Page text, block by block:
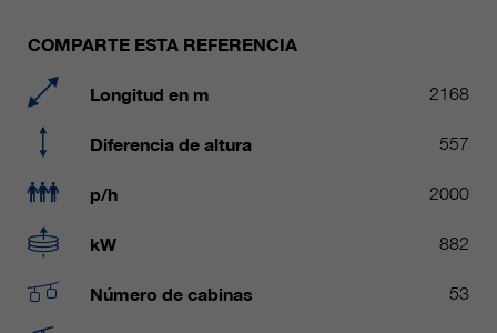
COMPARTE ESTA REFERENCIA
Longitud en m 2168
Diferencia de altura 557
p/h 2000
kW 882
Número de cabinas 53
cookie seleccionada por el
diversos tipos de información de
y no personal. Para más
privacidad de Google Analytics en
clientes/ socios.